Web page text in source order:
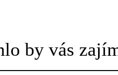
by vás